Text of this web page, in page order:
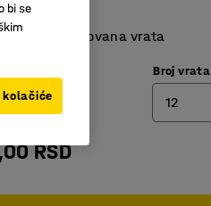
metalno-lakovana vrata
metalik
Broj vrata
12
RSD
bi se